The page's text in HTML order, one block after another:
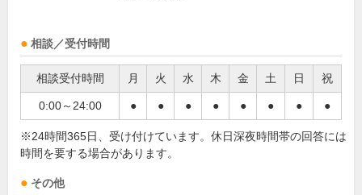
相談／受付時間
相談受付時間 月 火 水 木 金 土 日 祝
0:00～24:00 ● ● ● ● ● ● ● ●
※24時間365日、受け付けています。休日深夜時間帯の回答には
時間を要する場合があります。
その他